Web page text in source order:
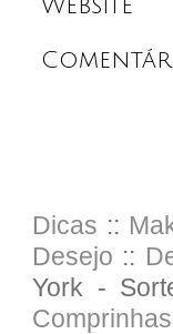
Website
Dicas ::
Desejo ::
York -
Comprinhas